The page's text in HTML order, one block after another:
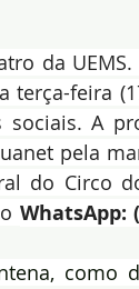
da
terça-feira
A
pela
do Circo
WhatsApp:
como